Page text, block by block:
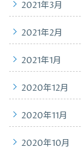
2021年3月
2021年2月
2021年1月
2020年12月
2020年11月
2020年10月